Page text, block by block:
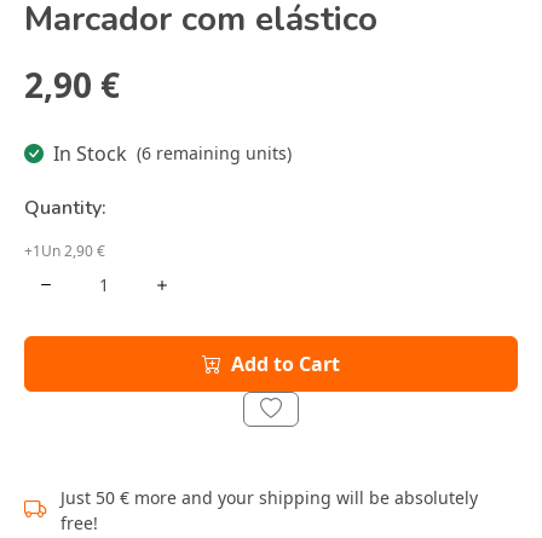
Marcador com elástico
2,90 €
In Stock (6 remaining units)
Quantity:
+1Un 2,90 €
Add to Cart
Just 50 € more and your shipping will be absolutely
free!